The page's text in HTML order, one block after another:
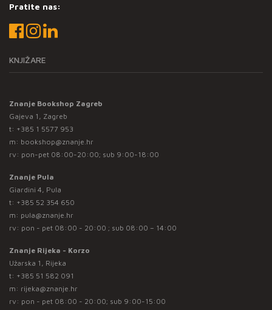
Pratite nas:
KNJIŽARE
Znanje Bookshop Zagreb
Gajeva 1, Zagreb
t: +385 1 5577 953
m: bookshop@znanje.hr
rv: pon-pet 08:00-20:00; sub 9:00-18:00
Znanje Pula
Giardini 4, Pula
t: +385 52 354 650
m: pula@znanje.hr
rv: pon - pet 08:00 - 20:00 ; sub 08:00 – 14:00
Znanje Rijeka - Korzo
Užarska 1, Rijeka
t: +385 51 582 091
m: rijeka@znanje.hr
rv: pon - pet 08:00 - 20:00; sub 9:00-15:00